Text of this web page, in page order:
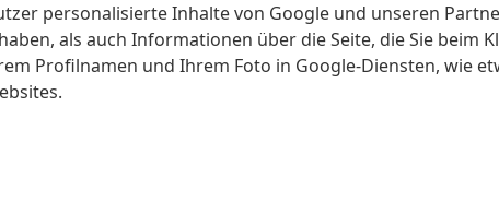
personalisierte Inhalte von Google und unseren
als auch Informationen über die Seite, die Sie beim
Profilnamen und Ihrem Foto in Google-Diensten, wie